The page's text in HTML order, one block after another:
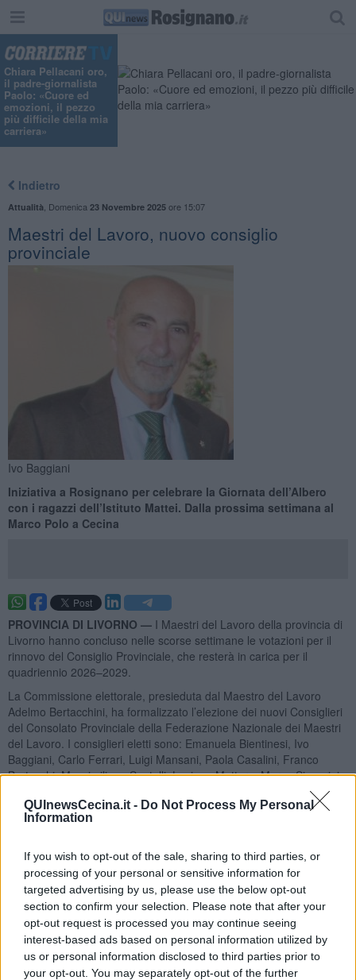
QUInewsCecina.it - Do Not Process My Personal
Information
If you wish to opt-out of the sale, sharing to third parties, or
processing of your personal or sensitive information for
targeted advertising by us, please use the below opt-out
section to confirm your selection. Please note that after your
opt-out request is processed you may continue seeing
interest-based ads based on personal information utilized by
us or personal information disclosed to third parties prior to
your opt-out. You may separately opt-out of the further
Chiara Pellacani oro,
il padre-giornalista
Paolo: «Cuore ed
emozioni, il pezzo
più difficile della mia
carriera»
Indietro
Attualità Domenica 23 Novembre 2025ore 15:07
Maestri del Lavoro, nuovo consiglio
provinciale
Ivo Baggiani
Iniziativa a Rosignano per celebrare la Giornata dell’Albero
con i ragazzi dell’Istituto Mattei. Dalla prossima settimana al
Marco Polo a Cecina
PROVINCIA DI LIVORNO — I Maestri del Lavoro della provincia di
Livorno hanno concluso nelle scorse settimane le votazioni per il
rinnovo del Consiglio Provinciale, che resterà in carica per il
quadriennio 2026–2029.
La Commissione elettorale, presieduta dal Maestro del Lavoro
Adelmo Bertacchini, ha formalizzato l’elezione dei nuovi Consiglieri
del Consolato Provinciale della Federazione Nazionale dei Maestri
del Lavoro. I consiglieri eletti sono: Emanuela Bientinesi, Ivo
Baggiani, Carlo Ferrari, Luigi Mansani, Paola Casalini, Franco
Bertocchi, Massimiliano Santulli, Luciano Mattera, Marco Signorini.
Nel corso della prima riunione del 21 Novembre, il nuovo Consiglio
ha eletto all’unanimità Ivo Baggiani come Console Provinciale
per il prossimo quadriennio a partire dal 1 Marzo 2026.
Tra le prime decisioni assunte, il Consiglio ha deliberato, sempre
all’unanimità, la nomina del Console uscente
Mario Scarpellini a
Console Emerito , riconoscendone l’impegno, la dedizione e
l’eccellente operato durante i due mandati precedenti.